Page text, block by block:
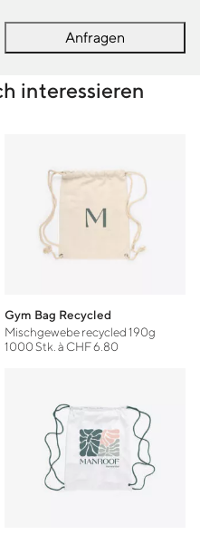
Anfragen
interessieren
Gym Bag Recycled
Mischgewebe recycled 190g
1000 Stk. à CHF 6.80